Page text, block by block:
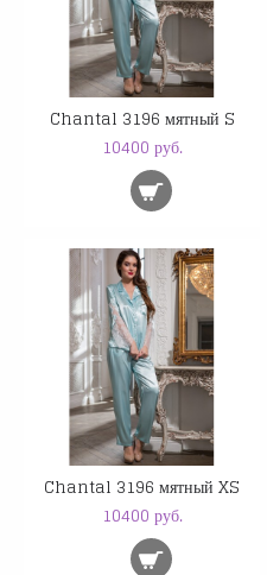
Chantal 3196 мятный S
10400 руб.
Chantal 3196 мятный XS
10400 руб.